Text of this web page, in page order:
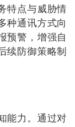
特点与威胁情
种通讯方式向
预警，增强自
续防御策略制
能力。通过对